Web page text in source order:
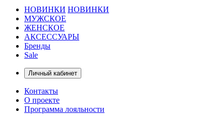
НОВИНКИ НОВИНКИ
МУЖСКОЕ
ЖЕНСКОЕ
АКСЕССУАРЫ
Бренды
Sale
Личный кабинет
Контакты
О проекте
Программа лояльности